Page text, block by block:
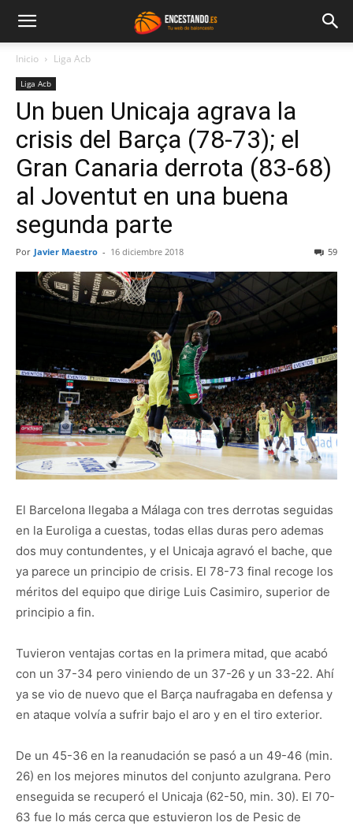
Inicio Liga Acb
Liga Acb
Un buen Unicaja agrava la
crisis del Barça (78-73); el
Gran Canaria derrota (83-68)
al Joventut en una buena
segunda parte
Por Javier Maestro - 16 diciembre 2018 59
El Barcelona llegaba a Málaga con tres derrotas seguidas
en la Euroliga a cuestas, todas ellas duras pero ademas
dos muy contundentes, y el Unicaja agravó el bache, que
ya parece un principio de crisis. El 78-73 final recoge los
méritos del equipo que dirige Luis Casimiro, superior de
principio a fin.
Tuvieron ventajas cortas en la primera mitad, que acabó
con un 37-34 pero viniendo de un 37-26 y un 33-22. Ahí
ya se vio de nuevo que el Barça naufragaba en defensa y
en ataque volvía a sufrir bajo el aro y en el tiro exterior.
De un 45-36 en la reanudación se pasó a un 49-46 (min.
26) en los mejores minutos del conjunto azulgrana. Pero
enseguida se recuperó el Unicaja (62-50, min. 30). El 70-
63 fue lo más cerca que estuvieron los de Pesic de